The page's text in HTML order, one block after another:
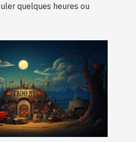
quelques heures ou